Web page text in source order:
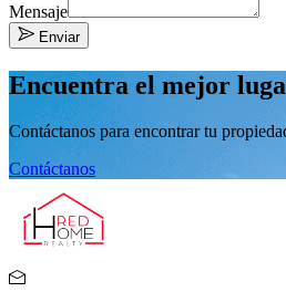
Mensaje
Enviar
Encuentra el mejor
Contáctanos para encontrar tu
Contáctanos